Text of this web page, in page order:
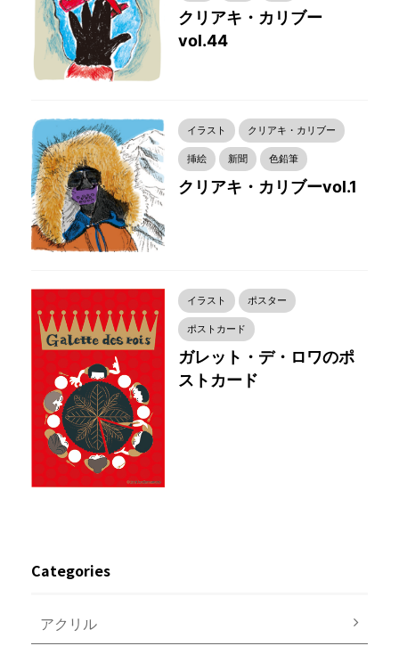
クリアキ・カリブー
vol.44
イラスト クリアキ・カリブー
挿絵 新聞 色鉛筆
クリアキ・カリブーvol.1
イラスト ポスター
ポストカード
ガレット・デ・ロワのポ
ストカード
Categories
アクリル